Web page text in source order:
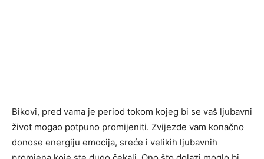
Bikovi, pred vama je period tokom kojeg bi se vaš ljubavni
život mogao potpuno promijeniti. Zvijezde vam konačno
donose energiju emocija, sreće i velikih ljubavnih